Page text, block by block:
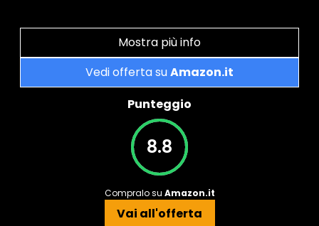
Mostra più info
Vedi offerta suAmazon.it
Punteggio
8.8
Compralo su Amazon.it
Vai all'offerta